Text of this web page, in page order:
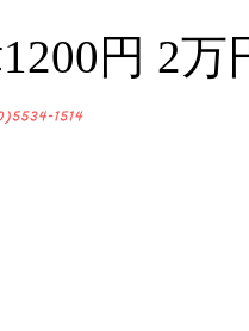
円 2